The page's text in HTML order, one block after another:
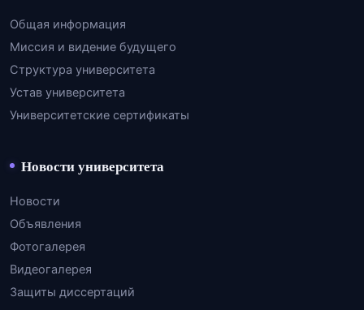
Общая информация
Миссия и видение будущего
Структура университета
Устав университета
Университетские сертификаты
Новости университета
Новости
Объявления
Фотогалерея
Видеогалерея
Защиты диссертаций